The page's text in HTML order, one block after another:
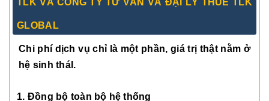
TLK VÀ CÔNG TY TƯ VẤN VÀ ĐẠI LÝ THUẾ TLK
GLOBAL
Chi phí dịch vụ chỉ là một phần, giá trị thật nằm ở
hệ sinh tháI.
1. Đồng bộ toàn bộ hệ thống